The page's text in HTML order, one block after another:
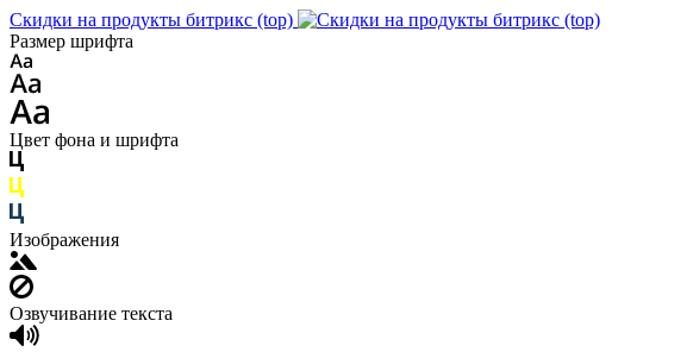
Скидки на продукты битрикс (top)
Размер шрифта
Цвет фона и шрифта
Изображения
Озвучивание текста